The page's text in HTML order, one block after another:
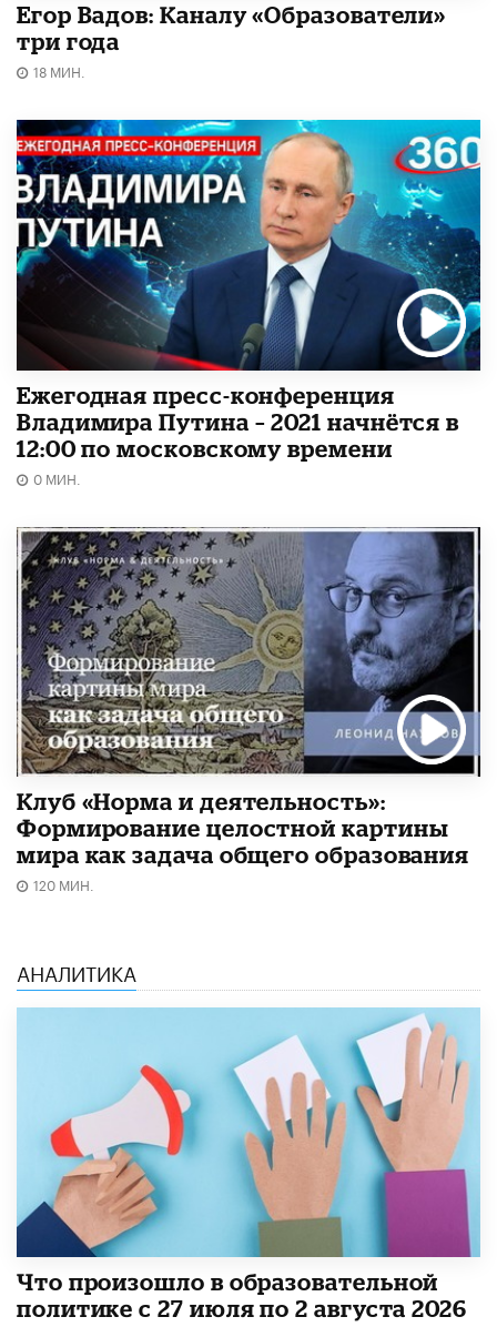
Егор Вадов: Каналу «Образователи»
три года
18 МИН.
Ежегодная пресс-конференция
Владимира Путина – 2021 начнётся в
12:00 по московскому времени
0 МИН.
Клуб «Норма и деятельность»:
Формирование целостной картины
мира как задача общего образования
120 МИН.
АНАЛИТИКА
​Что произошло в образовательной
политике с 27 июля по 2 августа 2026